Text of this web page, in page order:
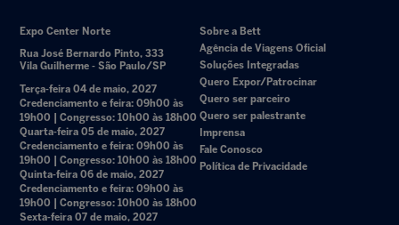
Expo Center Norte
Rua José Bernardo Pinto, 333
Vila Guilherme - São Paulo/SP
Terça-feira 04 de maio, 2027
Credenciamento e feira: 09h00 às
19h00 | Congresso: 10h00 às 18h00
Quarta-feira 05 de maio, 2027
Credenciamento e feira: 09h00 às
19h00 | Congresso: 10h00 às 18h00
Quinta-feira 06 de maio, 2027
Credenciamento e feira: 09h00 às
19h00 | Congresso: 10h00 às 18h00
Sexta-feira 07 de maio, 2027
Sobre a Bett
Agência de Viagens Oficial
Soluções Integradas
Quero Expor/Patrocinar
Quero ser parceiro
Quero ser palestrante
Imprensa
Fale Conosco
Política de Privacidade